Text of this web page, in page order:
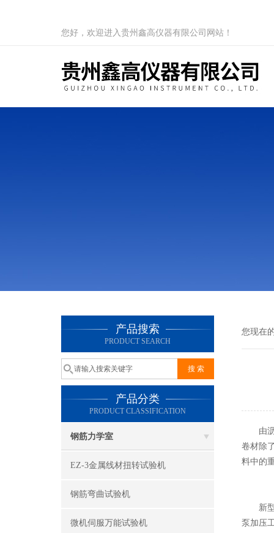
您好，欢迎进入贵州鑫高仪器有限公司网站！
产品搜索
PRODUCT SEARCH
产品分类
PRODUCT CLASSIFICATION
钢筋力学室
EZ-3金属线材扭转试验机
钢筋弯曲试验机
微机伺服万能试验机
您现在
由沥
卷材除
料中的
新型
泵加压